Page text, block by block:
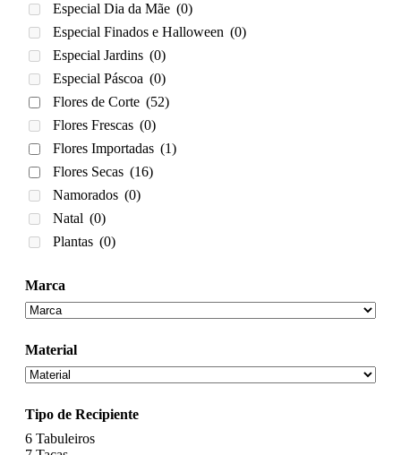
Especial Dia da Mãe (0)
Especial Finados e Halloween (0)
Especial Jardins (0)
Especial Páscoa (0)
Flores de Corte (52)
Flores Frescas (0)
Flores Importadas (1)
Flores Secas (16)
Namorados (0)
Natal (0)
Plantas (0)
Marca
Material
Tipo de Recipiente
6 Tabuleiros